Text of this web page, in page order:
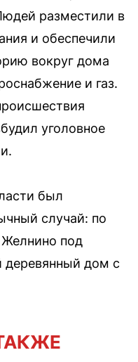
разместили в
и обеспечили
вокруг дома
и газ.
уголовное
был
случай: по
Желнино под
дом с